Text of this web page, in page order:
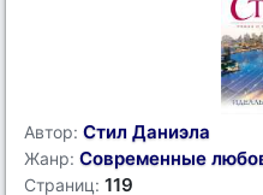
Автор: Стил Даниэла
Жанр: Современные
Страниц: 119